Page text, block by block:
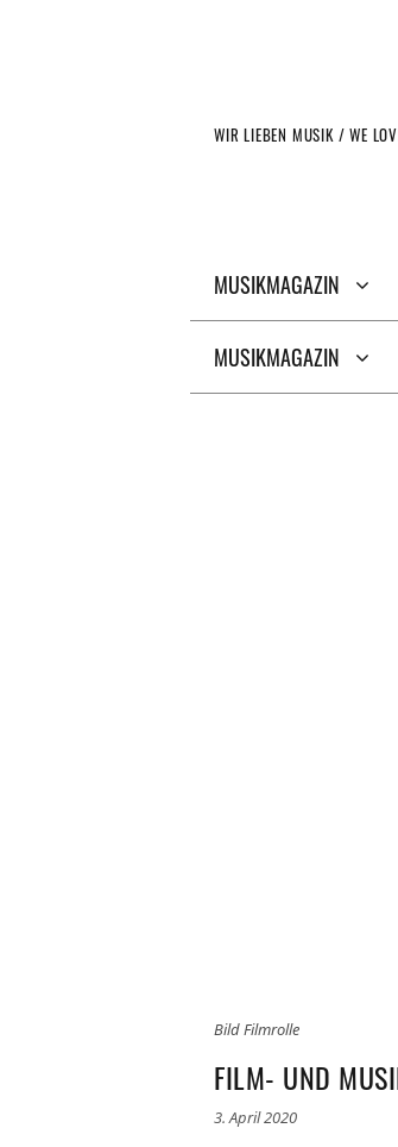
WIR LIEBEN MUSIK / WE
MUSIKMAGAZIN
MUSIKMAGAZIN
Bild Filmrolle
FILM- UND
3. April 2020